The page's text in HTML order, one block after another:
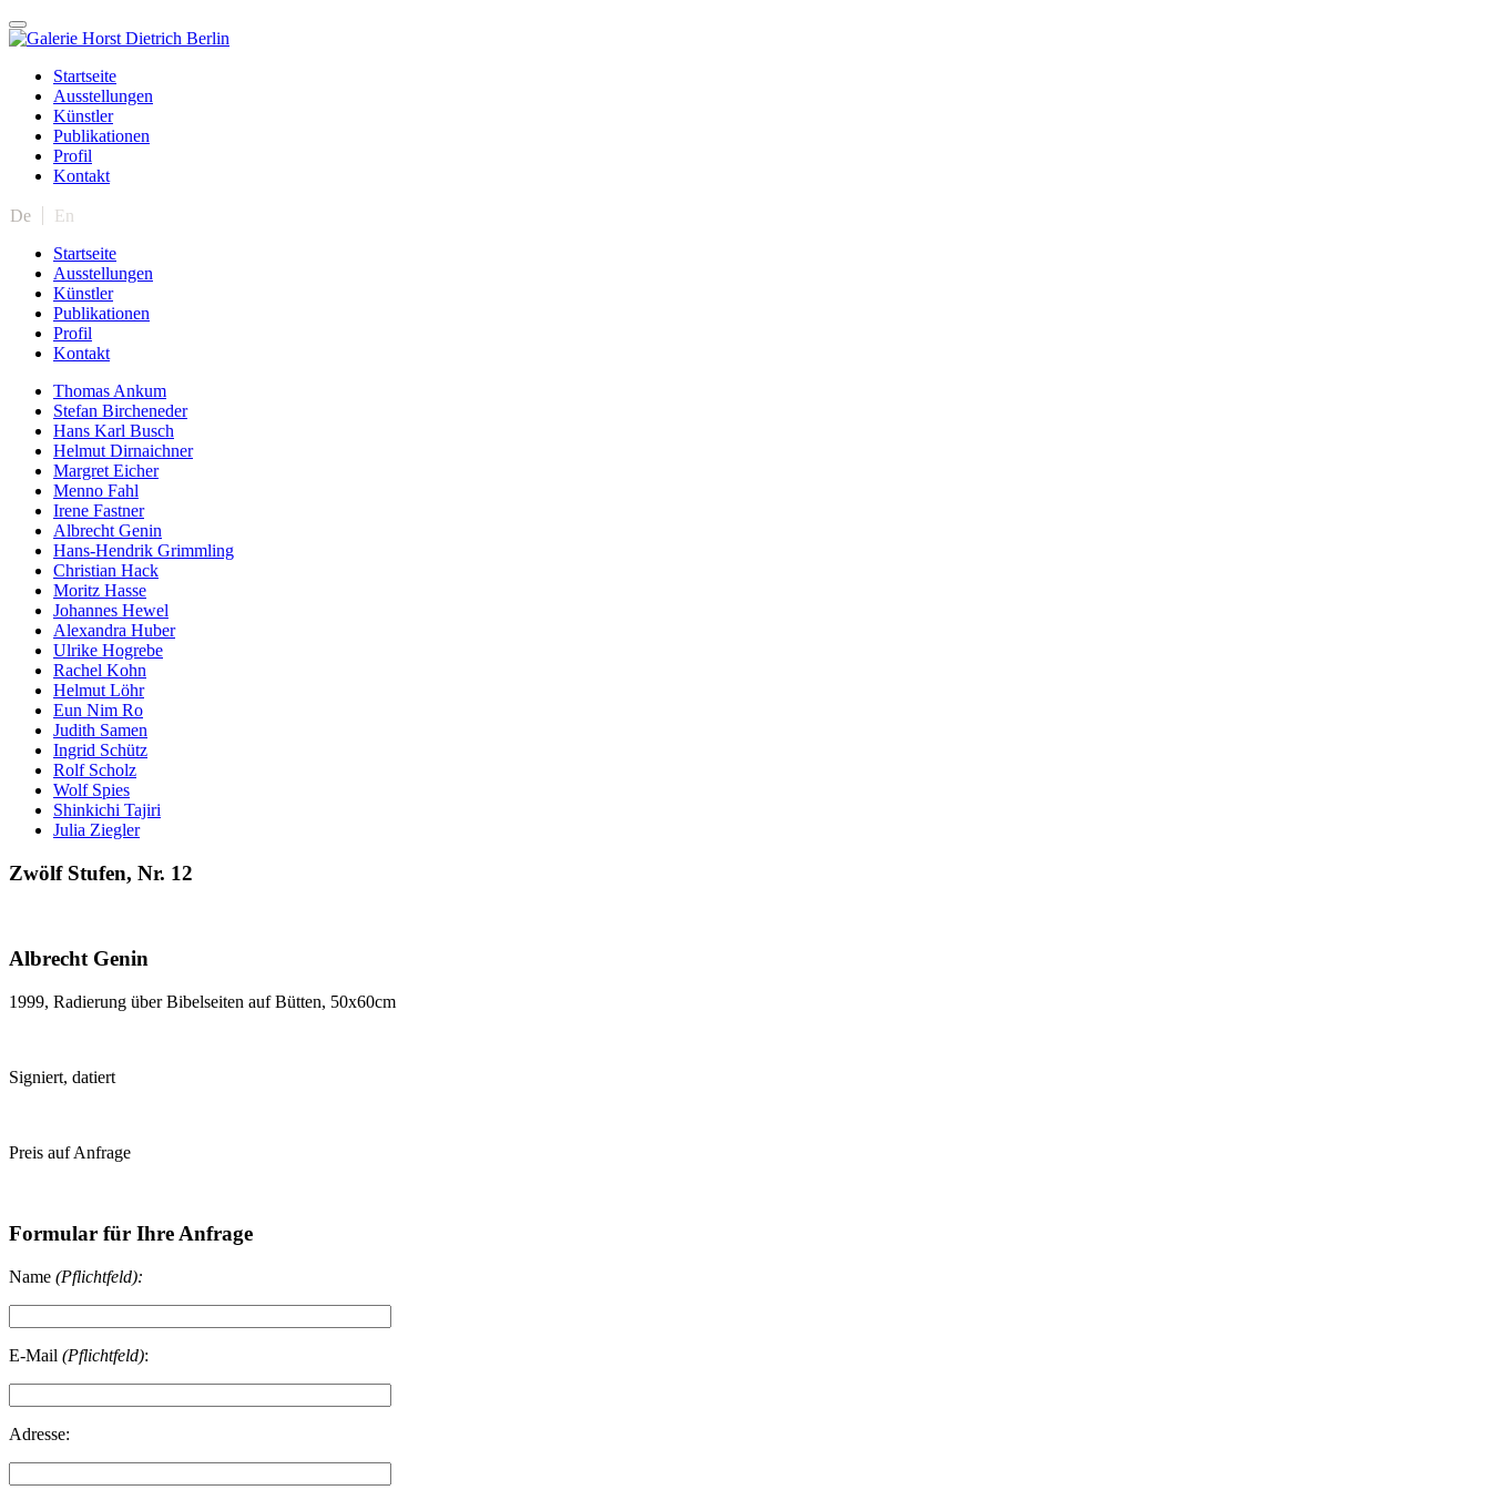
Startseite
Ausstellungen
Künstler
Publikationen
Profil
Kontakt
De
En
Startseite
Ausstellungen
Künstler
Publikationen
Profil
Kontakt
Thomas Ankum
Stefan Bircheneder
Hans Karl Busch
Helmut Dirnaichner
Margret Eicher
Menno Fahl
Irene Fastner
Albrecht Genin
Hans-Hendrik Grimmling
Christian Hack
Moritz Hasse
Johannes Hewel
Alexandra Huber
Ulrike Hogrebe
Rachel Kohn
Helmut Löhr
Eun Nim Ro
Judith Samen
Ingrid Schütz
Rolf Scholz
Wolf Spies
Shinkichi Tajiri
Julia Ziegler
Zwölf Stufen, Nr. 12
Albrecht Genin
1999, Radierung über Bibelseiten auf Bütten, 50x60cm
Signiert, datiert
Preis auf Anfrage
Formular für Ihre Anfrage
Name (Pflichtfeld):
E-Mail (Pflichtfeld):
Adresse: